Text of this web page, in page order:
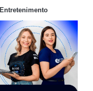
Entretenimento